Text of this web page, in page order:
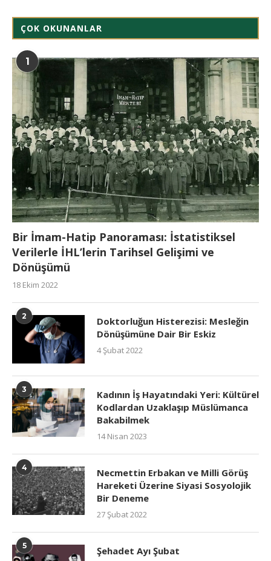
ÇOK OKUNANLAR
1
Bir İmam-Hatip Panoraması: İstatistiksel
Verilerle İHL’lerin Tarihsel Gelişimi ve
Dönüşümü
18 Ekim 2022
2
Doktorluğun Histerezisi: Mesleğin
Dönüşümüne Dair Bir Eskiz
4 Şubat 2022
3
Kadının İş Hayatındaki Yeri: Kültürel
Kodlardan Uzaklaşıp Müslümanca
Bakabilmek
14 Nisan 2023
4
Necmettin Erbakan ve Milli Görüş
Hareketi Üzerine Siyasi Sosyolojik
Bir Deneme
27 Şubat 2022
5 Şehadet Ayı Şubat